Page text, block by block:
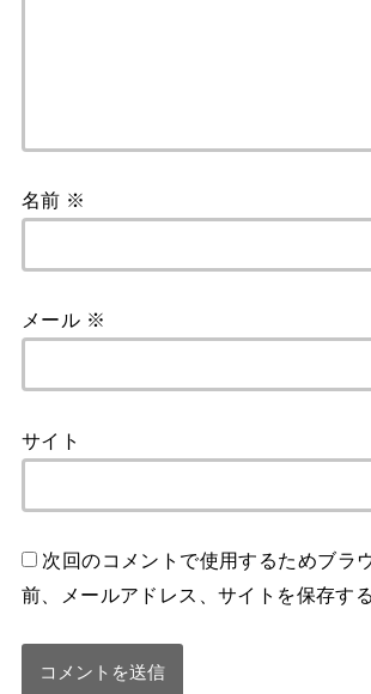
名前 ※
メール ※
サイト
次回のコメントで使用するためブラ
前、メールアドレス、サイトを保存する